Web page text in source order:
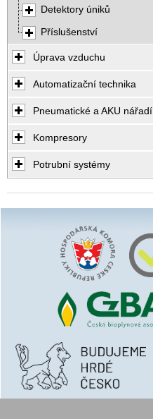
Detektory úniků
Příslušenství
Úprava vzduchu
Automatizační technika
Pneumatické a AKU nářadí
Kompresory
Potrubní systémy